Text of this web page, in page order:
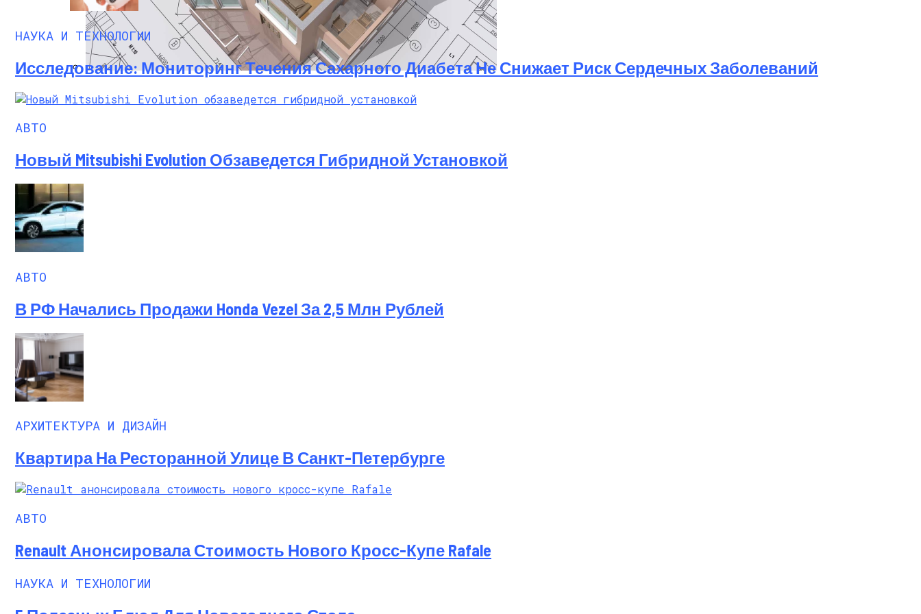
НАУКА И ТЕХНОЛОГИИ
Исследование: Мониторинг Течения Сахарного Диабета Не Снижает Риск Сердечных Заболеваний
АВТО
Новый Mitsubishi Evolution Обзаведется Гибридной Установкой
АВТО
В РФ Начались Продажи Honda Vezel За 2,5 Млн Рублей
АРХИТЕКТУРА И ДИЗАЙН
Квартира На Ресторанной Улице В Санкт-Петербурге
АВТО
Renault Анонсировала Стоимость Нового Кросс-Купе Rafale
НАУКА И ТЕХНОЛОГИИ